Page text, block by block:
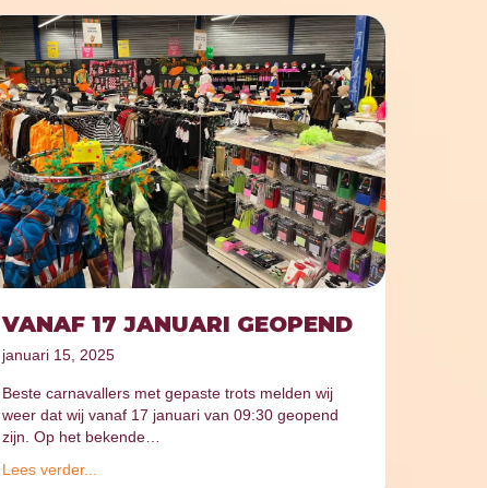
VANAF 17 JANUARI GEOPEND
januari 15, 2025
Beste carnavallers met gepaste trots melden wij
weer dat wij vanaf 17 januari van 09:30 geopend
zijn. Op het bekende…
Lees verder...